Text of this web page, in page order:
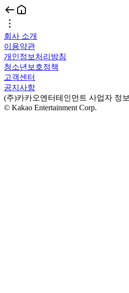
회사 소개
이용약관
개인정보처리방침
청소년보호정책
고객센터
공지사항
(주)카카오엔터테인먼트 사업자 정보
© Kakao Entertainment Corp.